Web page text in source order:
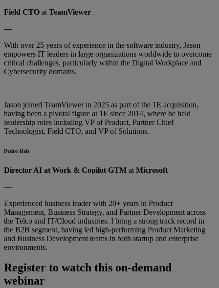
Field CTO at TeamViewer
—
With over 25 years of experience in the software industry, Jason
empowers IT leaders in large organizations worldwide to overcome
critical challenges, particularly within the Digital Workplace and
Cybersecurity domains.
Jason joined TeamViewer in 2025 as part of the 1E acquisition,
having been a pivotal figure at 1E since 2014, where he held
leadership roles including VP of Product, Partner Chief
Technologist, Field CTO, and VP of Solutions.
Pedro Reis
Director AI at Work & Copilot GTM at Microsoft
—
Experienced business leader with 20+ years in Product
Management, Business Strategy, and Partner Development across
the Telco and IT/Cloud industries. I bring a strong track record in
the B2B segment, having led high-performing Product Marketing
and Business Development teams in both startup and enterprise
environments.
Register to watch this on-demand
webinar